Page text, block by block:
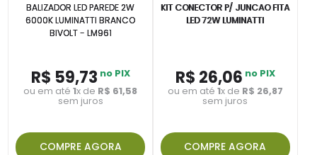
BALIZADOR LED PAREDE 2W
6000K LUMINATTI BRANCO
BIVOLT - LM961
R$ 59,73 no PIX
ou em até1x de R$ 61,58
sem juros
COMPRE AGORA
KIT CONECTOR P/ JUNCAO FITA
LED 72W LUMINATTI
R$ 26,06 no PIX
ou em até 1x de R$ 26,87
sem juros
COMPRE AGORA